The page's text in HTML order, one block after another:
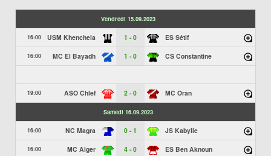
Vendredi 15.09.2023
16:00 USM Khenchela 1 - 0 ES Sétif
16:00 MC El Bayadh 1 - 0 CS Constantine
19:00 ASO Chlef 2 - 0 MC Oran
Samedi 16.09.2023
16:00 NC Magra 0 - 1 JS Kabylie
16:00 MC Alger 4 - 0 ES Ben Aknoun